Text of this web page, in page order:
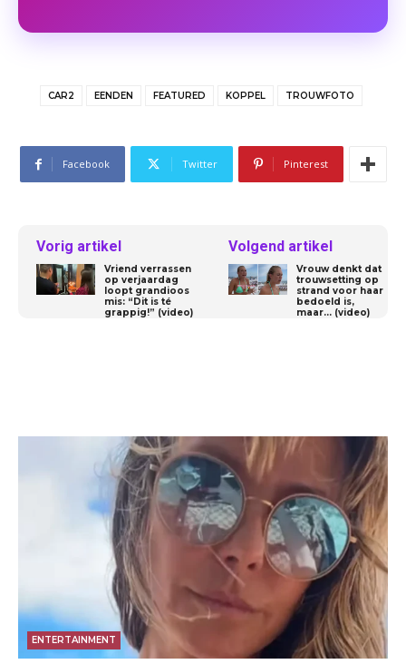
CAR2 EENDEN FEATURED KOPPEL TROUWFOTO
Facebook Twitter Pinterest
Vorig artikel
Vriend verrassen
op verjaardag
loopt grandioos
mis: “Dit is té
grappig!” (video)
Volgend artikel
Vrouw denkt dat
trouwsetting op
strand voor haar
bedoeld is,
maar… (video)
ENTERTAINMENT